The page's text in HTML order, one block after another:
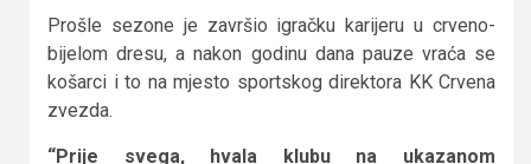
Prošle sezone je završio igračku karijeru u crveno-
bijelom dresu, a nakon godinu dana pauze vraća se
košarci i to na mjesto sportskog direktora KK Crvena
zvezda.
“Prije svega, hvala klubu na ukazanom